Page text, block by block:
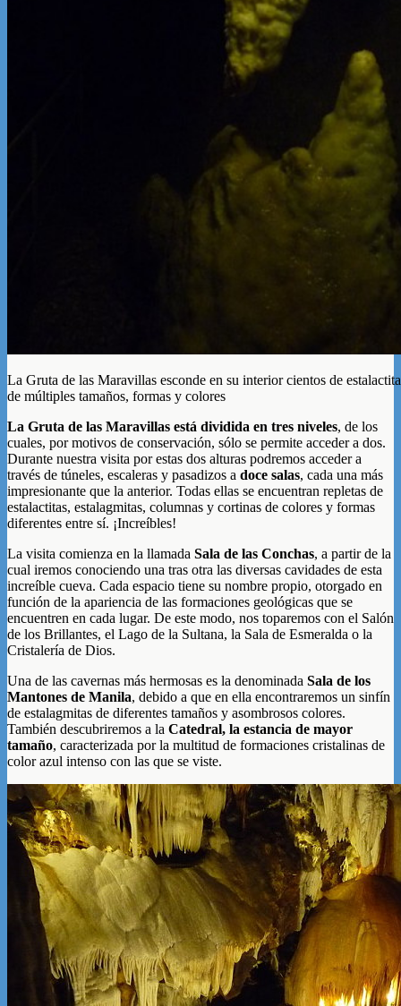
La Gruta de las Maravillas esconde en su interior cientos de
de múltiples tamaños, formas y colores
La Gruta de las Maravillas está dividida en tres niveles, de los
cuales, por motivos de conservación, sólo se permite acceder a dos.
Durante nuestra visita por estas dos alturas podremos acceder a
través de túneles, escaleras y pasadizos a doce salas, cada una más
impresionante que la anterior. Todas ellas se encuentran repletas de
estalactitas, estalagmitas, columnas y cortinas de colores y formas
diferentes entre sí. ¡Increíbles!
La visita comienza en la llamada Sala de las Conchas, a partir de la
cual iremos conociendo una tras otra las diversas cavidades de esta
increíble cueva. Cada espacio tiene su nombre propio, otorgado en
función de la apariencia de las formaciones geológicas que se
encuentren en cada lugar. De este modo, nos toparemos con el Salón
de los Brillantes, el Lago de la Sultana, la Sala de Esmeralda o la
Cristalería de Dios.
Una de las cavernas más hermosas es la denominada Sala de los
Mantones de Manila, debido a que en ella encontraremos un sinfín
de estalagmitas de diferentes tamaños y asombrosos colores.
También descubriremos a la Catedral, la estancia de mayor
tamaño, caracterizada por la multitud de formaciones cristalinas de
color azul intenso con las que se viste.